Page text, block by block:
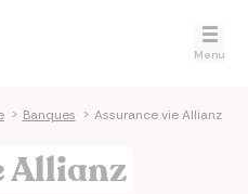
Menu
> Banques > Assurance vie Allianz
Allianz